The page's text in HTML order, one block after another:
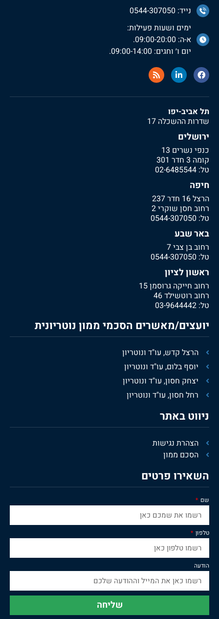
נייד: 0544-307050
ימים ושעות פעילות:
א-ה: 09:00-20:00.
יום ו׳ וחגים: 09:00-14:00.
תל אביב-יפו
שדרות ההשכלה 17
ירושלים
כנפי נשרים 13
קומה 3 חדר 301
טל: 02-6485544
חיפה
הרצל 16 חדר 237
רחוב חסן שוקרי 2
טל: 0544-307050
באר שבע
רחוב בן צבי 7
טל: 0544-307050
ראשון לציון
רחוב חייקה גרוסמן 15
רחוב רוטשילד 46
טל: 03-9644442
יועצים/מאשרים הסכמי ממון נוטריונית
הרצל קדש, עו"ד ונוטריון
יוסף בלום, עו"ד ונוטריון
יצחק חסון, עו"ד ונוטריון
רחל חסון, עו"ד ונוטריון
ניווט באתר
הצהרת נגישות
הסכם ממון
השאירו פרטים
שם
טלפון
הודעה
שליחה